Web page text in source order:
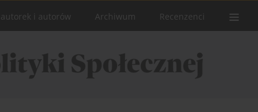
autorek i autorów Archiwum Recenzenci